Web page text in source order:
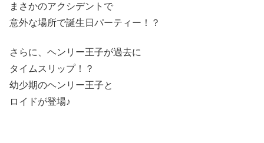
まさかのアクシデントで
意外な場所で誕生日パーティー！？
さらに、ヘンリー王子が過去に
タイムスリップ！？
幼少期のヘンリー王子と
ロイドが登場♪